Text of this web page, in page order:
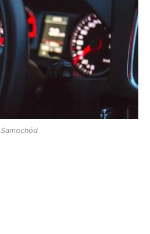
Samochód